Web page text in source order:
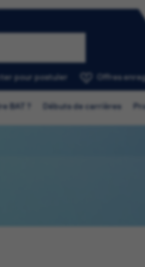
pour postuler Offres
BAT ? Débuts de carrières